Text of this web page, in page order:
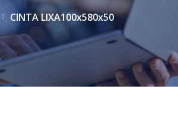
CINTA LIXA100x580x50